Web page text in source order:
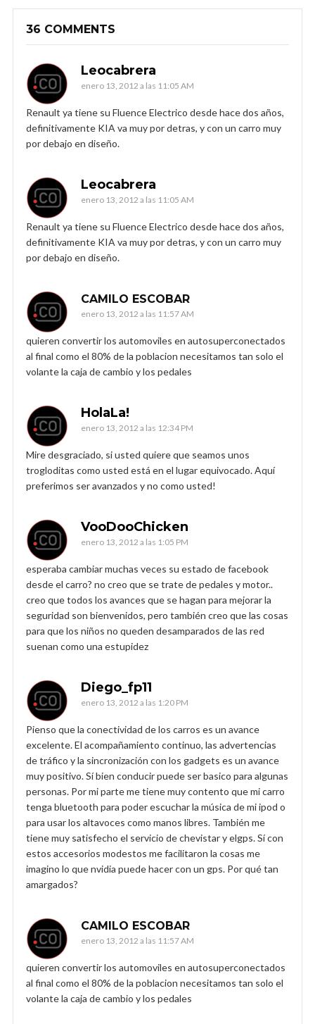
36 COMMENTS
Leocabrera
enero 13, 2012 a las 11:05 AM
Renault ya tiene su Fluence Electrico desde hace dos años,
definitivamente KIA va muy por detras, y con un carro muy
por debajo en diseño.
Leocabrera
enero 13, 2012 a las 11:05 AM
Renault ya tiene su Fluence Electrico desde hace dos años,
definitivamente KIA va muy por detras, y con un carro muy
por debajo en diseño.
CAMILO ESCOBAR
enero 13, 2012 a las 11:57 AM
quieren convertir los automoviles en autosuperconectados
al final como el 80% de la poblacion necesitamos tan solo el
volante la caja de cambio y los pedales
HolaLa!
enero 13, 2012 a las 12:34 PM
Mire desgraciado, si usted quiere que seamos unos
trogloditas como usted está en el lugar equivocado. Aquí
preferimos ser avanzados y no como usted!
VooDooChicken
enero 13, 2012 a las 1:05 PM
esperaba cambiar muchas veces su estado de facebook
desde el carro? no creo que se trate de pedales y motor..
creo que todos los avances que se hagan para mejorar la
seguridad son bienvenidos, pero también creo que las cosas
para que los niños no queden desamparados de las red
suenan como una estupidez
Diego_fp11
enero 13, 2012 a las 1:20 PM
Pienso que la conectividad de los carros es un avance
excelente. El acompañamiento continuo, las advertencias
de tráfico y la sincronización con los gadgets es un avance
muy positivo. Sí bien conducir puede ser basico para algunas
personas. Por mi parte me tiene muy contento que mi carro
tenga bluetooth para poder escuchar la música de mi ipod o
para usar los altavoces como manos libres. También me
tiene muy satisfecho el servicio de chevistar y elgps. Sí con
estos accesorios modestos me facilitaron la cosas me
imagino lo que nvidia puede hacer con un gps. Por qué tan
amargados?
CAMILO ESCOBAR
enero 13, 2012 a las 11:57 AM
quieren convertir los automoviles en autosuperconectados
al final como el 80% de la poblacion necesitamos tan solo el
volante la caja de cambio y los pedales